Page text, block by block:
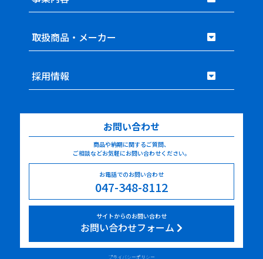
取扱商品・メーカー
採用情報
お問い合わせ
商品や納期に関するご質問、
ご相談などお気軽にお問い合わせください。
お電話でのお問い合わせ
047-348-8112
サイトからのお問い合わせ
お問い合わせフォーム
プライバシーポリシー